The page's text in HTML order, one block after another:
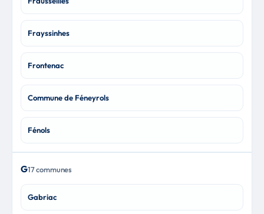
Frayssinhes
Frontenac
Commune de Féneyrols
Fénols
G17 communes
Gabriac